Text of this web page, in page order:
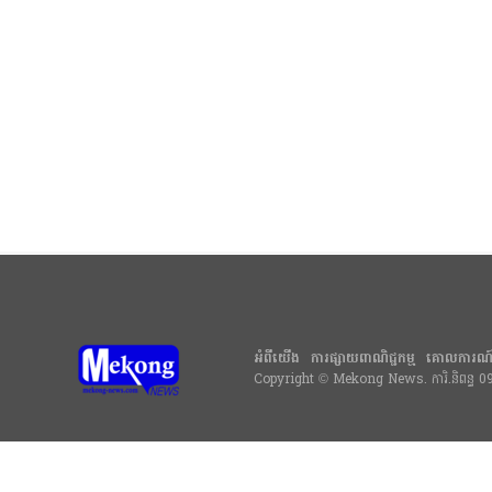
អំពីយើង ការផ្សាយពាណិជ្ជកម្ម
គោលការ
Copyright © Mekong News. ការិ.និពន្ធ